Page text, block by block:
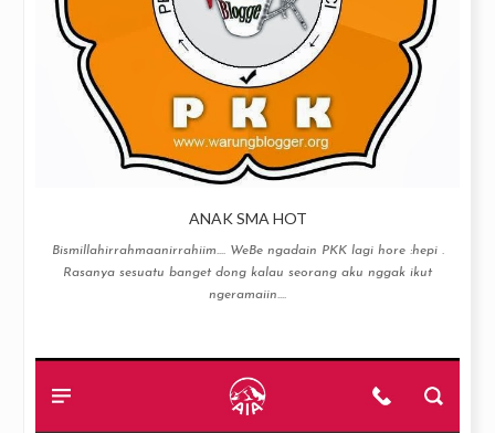
ANAK SMA HOT
Bismillahirrahmaanirrahiim…. WeBe ngadain PKK lagi hore :hepi .
Rasanya sesuatu banget dong kalau seorang aku nggak ikut
ngeramaiin....